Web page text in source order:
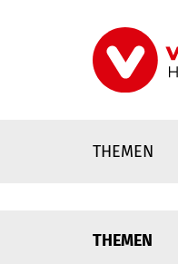
THEMEN
THEMEN